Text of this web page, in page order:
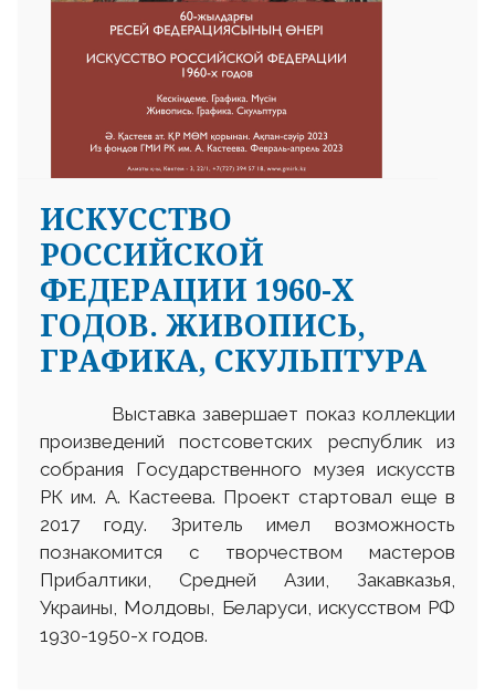
ИСКУССТВО
РОССИЙСКОЙ
ФЕДЕРАЦИИ 1960-Х
ГОДОВ. ЖИВОПИСЬ,
ГРАФИКА, СКУЛЬПТУРА
Выставка завершает показ коллекции
произведений постсоветских республик из
собрания Государственного музея искусств
РК им. А. Кастеева. Проект стартовал еще в
2017 году. Зритель имел возможность
познакомится с творчеством мастеров
Прибалтики, Средней Азии, Закавказья,
Украины, Молдовы, Беларуси, искусством РФ
1930-1950-х годов.